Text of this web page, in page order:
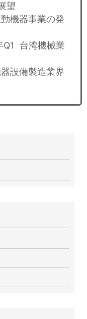
望
機器事業の発
Q1 台湾機械業
設備製造業界